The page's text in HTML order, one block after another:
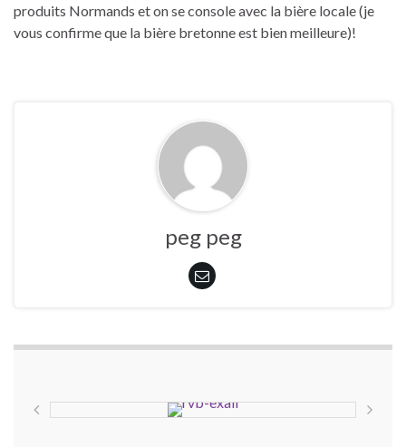
produits Normands et on se console avec la bière locale (je
vous confirme que la bière bretonne est bien meilleure)!
peg peg